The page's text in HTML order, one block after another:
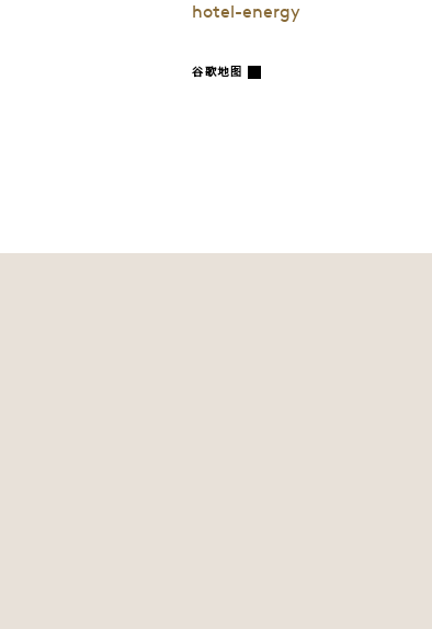
hotel-energy
谷歌地图